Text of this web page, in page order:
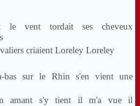
le vent tordait ses cheveux
criaient Loreley Loreley
bas sur le Rhin s'en vient une
amant s'y tient il m'a vue il